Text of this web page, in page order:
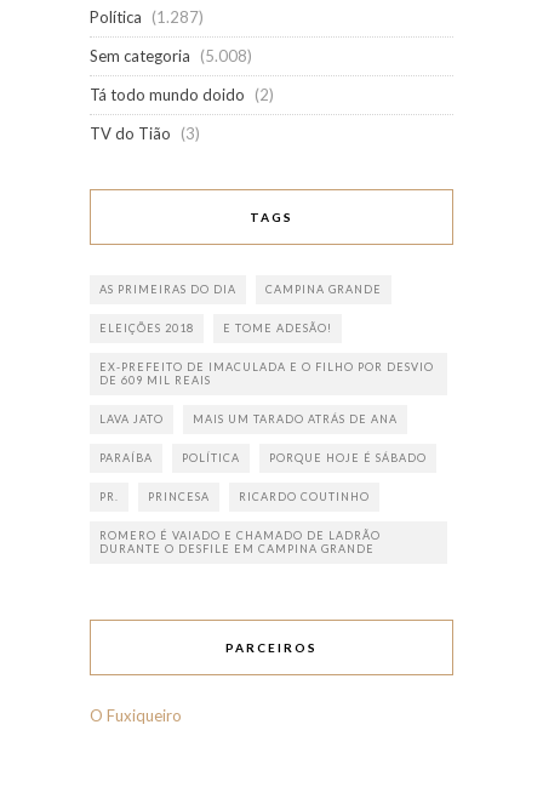
Política
(1.287)
Sem categoria
(5.008)
Tá todo mundo doido
(2)
TV do Tião
(3)
TAGS
AS PRIMEIRAS DO DIA CAMPINA GRANDE
ELEIÇÕES 2018 E TOME ADESÃO!
EX-PREFEITO DE IMACULADA E O FILHO POR DESVIO
DE 609 MIL REAIS
LAVA JATO MAIS UM TARADO ATRÁS DE ANA
PARAÍBA POLÍTICA PORQUE HOJE É SÁBADO
PR. PRINCESA RICARDO COUTINHO
ROMERO É VAIADO E CHAMADO DE LADRÃO
DURANTE O DESFILE EM CAMPINA GRANDE
PARCEIROS
O Fuxiqueiro